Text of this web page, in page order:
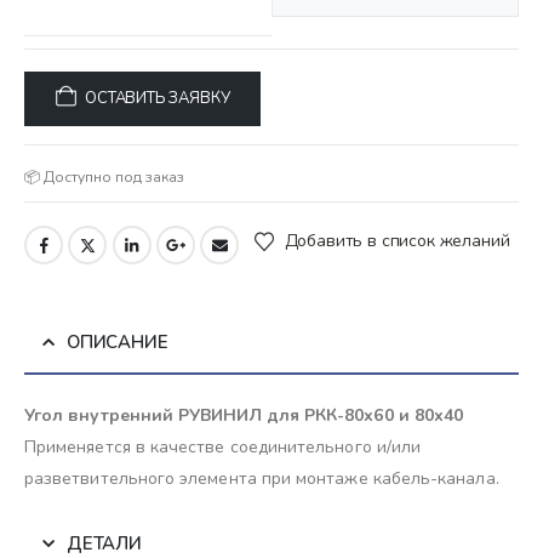
ОСТАВИТЬ ЗАЯВКУ
📦 Доступно под заказ
Добавить в список желаний
ОПИСАНИЕ
Угол внутренний РУВИНИЛ для РКК-80х60 и 80х40
Применяется в качестве соединительного и/или
разветвительного элемента при монтаже кабель-канала.
ДЕТАЛИ